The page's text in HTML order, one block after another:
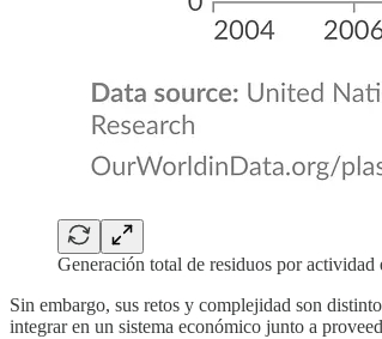
Generación total de residuos por actividad
Sin embargo, sus retos y complejidad son
integrar en un sistema económico junto a